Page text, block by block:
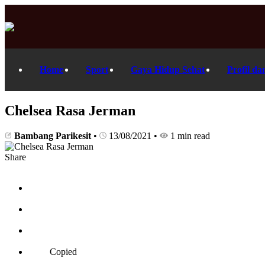
Home Sport Gaya Hidup Sehat Profil
Chelsea Rasa Jerman
Bambang Parikesit • 13/08/2021 • 1 min read
Share
Copied